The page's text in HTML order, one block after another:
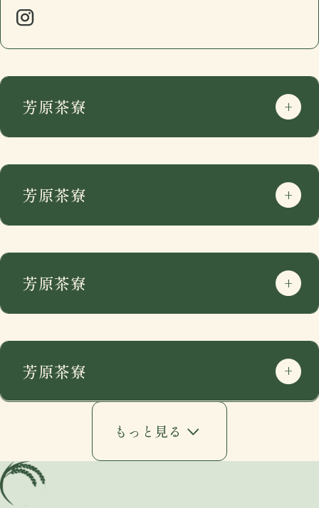
芳原茶寮
芳原茶寮
芳原茶寮
芳原茶寮
もっと見る